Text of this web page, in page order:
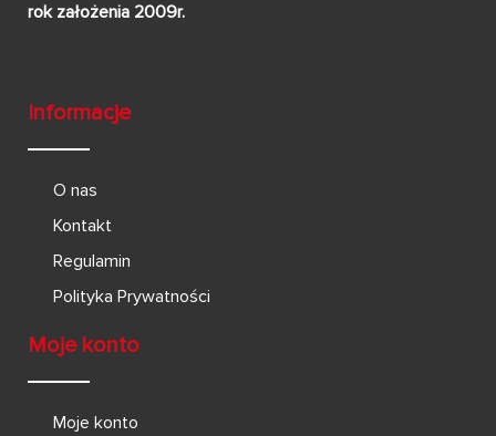
rok założenia 2009r.
Informacje
O nas
Kontakt
Regulamin
Polityka Prywatności
Moje konto
Moje konto